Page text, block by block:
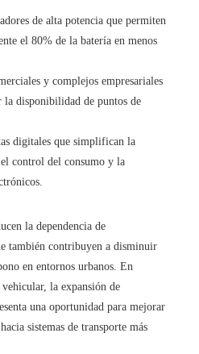
de alta potencia que permiten
el 80% de la batería en menos
y complejos empresariales
la disponibilidad de puntos de
digitales que simplifican la
el control del consumo y la
la dependencia de
también contribuyen a disminuir
en entornos urbanos. En
la expansión de
una oportunidad para mejorar
sistemas de transporte más